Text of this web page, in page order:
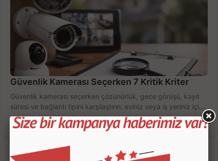
Güvenlik Kamerası Seçerken 7 Kritik Kriter
Güvenlik kamerası seçerken çözünürlük, gece görüşü, kayıt
süresi ve bağlantı tipini karşılaştırın; eviniz veya iş yeriniz için
doğru sistemi hemen seçin.
18 Temmuz 2026